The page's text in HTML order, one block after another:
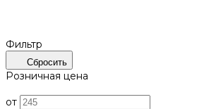
Фильтр
Сбросить
Розничная цена
от